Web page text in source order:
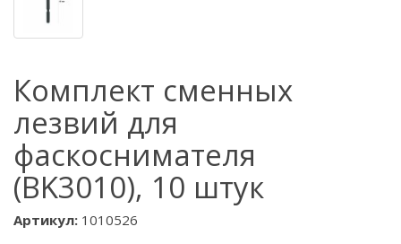
Комплект сменных
лезвий для
фаскоснимателя
(BK3010), 10 штук
Артикул: 1010526